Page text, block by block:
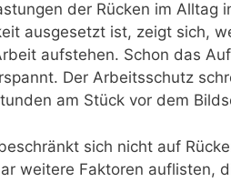
der Rücken im Alltag
ausgesetzt ist, zeigt sich,
aufstehen. Schon das
Der Arbeitsschutz
am Stück vor dem
sich nicht auf
weitere Faktoren auflisten,